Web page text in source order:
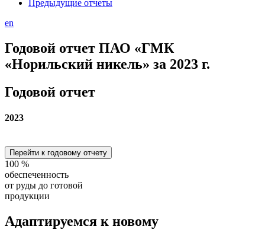
Предыдущие отчеты
en
Годовой отчет ПАО «ГМК
«Норильский никель» за 2023 г.
Годовой отчет
2023
Перейти к годовому отчету
100 %
обеспеченность
от руды до готовой
продукции
Адаптируемся к новому